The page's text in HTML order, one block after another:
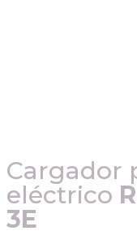
Cargador
eléctrico
3E